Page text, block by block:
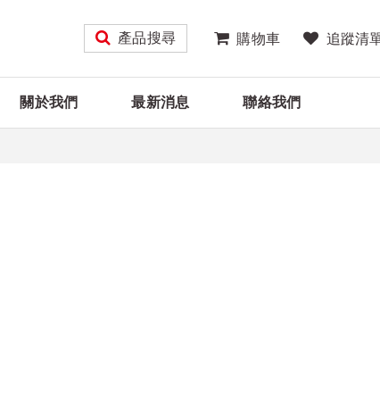
產品搜尋 購物車 追蹤清
關於我們 最新消息 聯絡我們